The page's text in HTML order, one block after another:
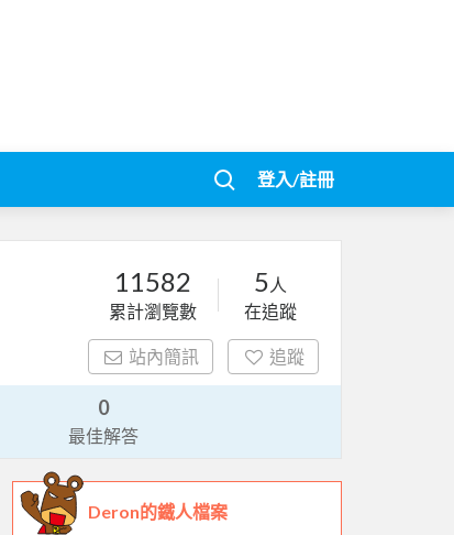
登入/註冊
11582
累計瀏覽數
5 人
在追蹤
站內簡訊 追蹤
0
最佳解答
Deron的鐵人檔案